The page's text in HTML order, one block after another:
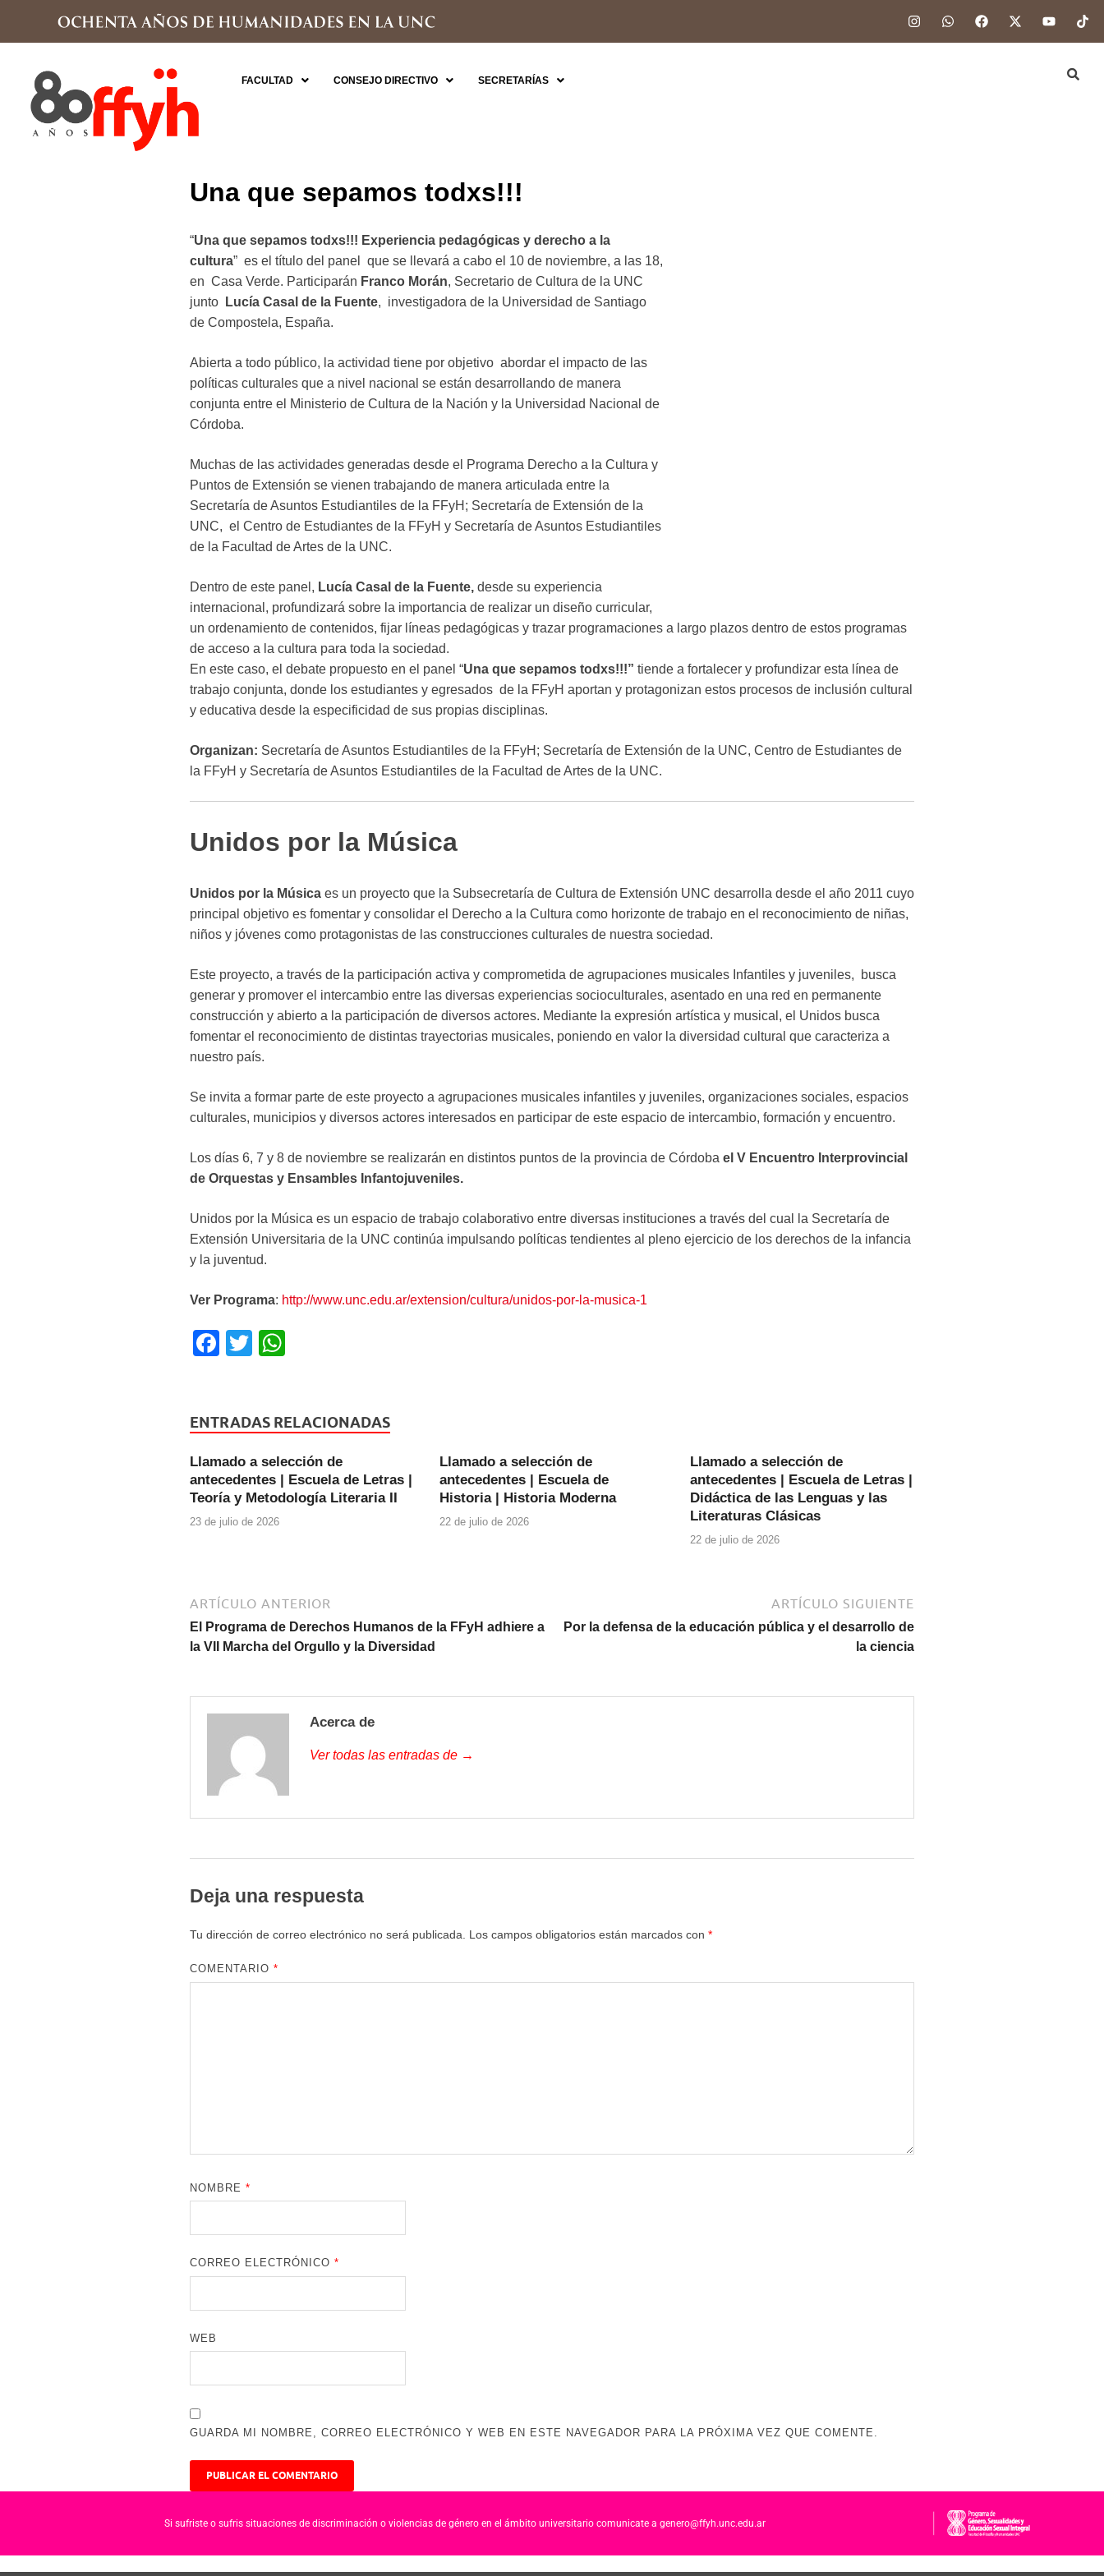
FACULTAD CONSEJO DIRECTIVO SECRETARÍAS
Una que sepamos todxs!!!
“Una que sepamos todxs!!! Experiencia pedagógicas y derecho a la
cultura” es el título del panel que se llevará a cabo el 10 de noviembre, a las 18,
en Casa Verde. Participarán Franco Morán, Secretario de Cultura de la UNC
junto
Lucía Casal de la Fuente, investigadora de la Universidad de Santiago
de Compostela, España.
Abierta a todo público, la actividad tiene por objetivo abordar el impacto de las
políticas culturales que a nivel nacional se están desarrollando de manera
conjunta entre el Ministerio de Cultura de la Nación y la Universidad Nacional de
Córdoba.
Muchas de las actividades generadas desde el Programa Derecho a la Cultura y
Puntos de Extensión se vienen trabajando de manera articulada entre la
Secretaría de Asuntos Estudiantiles de la FFyH; Secretaría de Extensión de la
UNC, el Centro de Estudiantes de la FFyH y Secretaría de Asuntos Estudiantiles
de la Facultad de Artes de la UNC.
Dentro de este panel, Lucía Casal de la Fuente, desde su experiencia
internacional, profundizará sobre la importancia de realizar un diseño curricular,
un ordenamiento de contenidos, fijar líneas pedagógicas y trazar programaciones a largo plazos dentro de estos programas
de acceso a la cultura para toda la sociedad.
En este caso, el debate propuesto en el panel “Una que sepamos todxs!!!” tiende a fortalecer y profundizar esta línea de
trabajo conjunta, donde los estudiantes y egresados de la FFyH aportan y protagonizan estos procesos de inclusión cultural
y educativa desde la especificidad de sus propias disciplinas.
Organizan: Secretaría de Asuntos Estudiantiles de la FFyH; Secretaría de Extensión de la UNC, Centro de Estudiantes de
la FFyH y Secretaría de Asuntos Estudiantiles de la Facultad de Artes de la UNC.
Unidos por la Música
Unidos por la Música es un proyecto que la Subsecretaría de Cultura de Extensión UNC desarrolla desde el año 2011 cuyo
principal objetivo es fomentar y consolidar el Derecho a la Cultura como horizonte de trabajo en el reconocimiento de niñas,
niños y jóvenes como protagonistas de las construcciones culturales de nuestra sociedad.
Este proyecto, a través de la participación activa y comprometida de agrupaciones musicales Infantiles y juveniles, busca
generar y promover el intercambio entre las diversas experiencias socioculturales, asentado en una red en permanente
construcción y abierto a la participación de diversos actores. Mediante la expresión artística y musical, el Unidos busca
fomentar el reconocimiento de distintas trayectorias musicales, poniendo en valor la diversidad cultural que caracteriza a
nuestro país.
Se invita a formar parte de este proyecto a agrupaciones musicales infantiles y juveniles, organizaciones sociales, espacios
culturales, municipios y diversos actores interesados en participar de este espacio de intercambio, formación y encuentro.
Los días 6, 7 y 8 de noviembre se realizarán en distintos puntos de la provincia de Córdoba el V Encuentro Interprovincial
de Orquestas y Ensambles Infantojuveniles.
Unidos por la Música es un espacio de trabajo colaborativo entre diversas instituciones a través del cual la Secretaría de
Extensión Universitaria de la UNC continúa impulsando políticas tendientes al pleno ejercicio de los derechos de la infancia
y la juventud.
Ver Programa: http://www.unc.edu.ar/extension/cultura/unidos-por-la-musica-1
F
e
o
o
k
T
er s
p
p
ENTRADAS RELACIONADAS
Llamado a selección de
antecedentes | Escuela de Letras |
Teoría y Metodología Literaria II
23 de julio de 2026
Llamado a selección de
antecedentes | Escuela de
Historia | Historia Moderna
22 de julio de 2026
Llamado a selección de
antecedentes | Escuela de Letras |
Didáctica de las Lenguas y las
Literaturas Clásicas
22 de julio de 2026
ARTÍCULO ANTERIOR
El Programa de Derechos Humanos de la FFyH adhiere a
la VII Marcha del Orgullo y la Diversidad
ARTÍCULO SIGUIENTE
Por la defensa de la educación pública y el desarrollo de
la ciencia
Acerca de
Ver todas las entradas de →
Deja una respuesta
Tu dirección de correo electrónico no será publicada. Los campos obligatorios están marcados con *
COMENTARIO*
NOMBRE*
CORREO ELECTRÓNICO*
WEB
GUARDA MI NOMBRE, CORREO ELECTRÓNICO Y WEB EN ESTE NAVEGADOR PARA LA PRÓXIMA VEZ QUE COMENTE.
Si sufriste o sufris situaciones de discriminación o violencias de género en el ámbito universitario comunicate a genero@ffyh.unc.edu.ar